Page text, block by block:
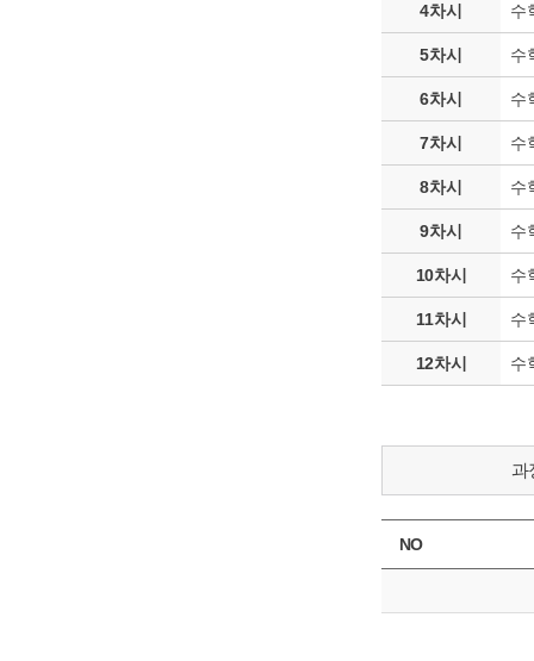
4차시 수
5차시 수
6차시 수
7차시 수
8차시 수
9차시 수
10차시 수
11차시 수
12차시 수
과